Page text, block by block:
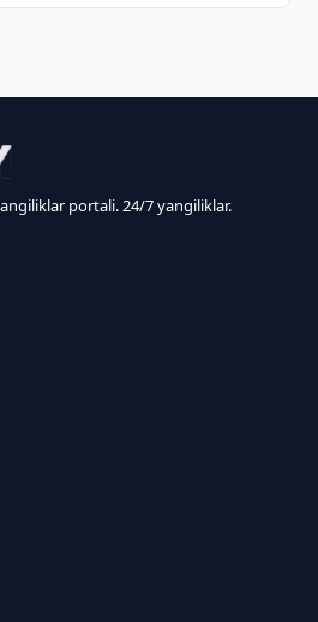
portali. 24/7 yangiliklar.